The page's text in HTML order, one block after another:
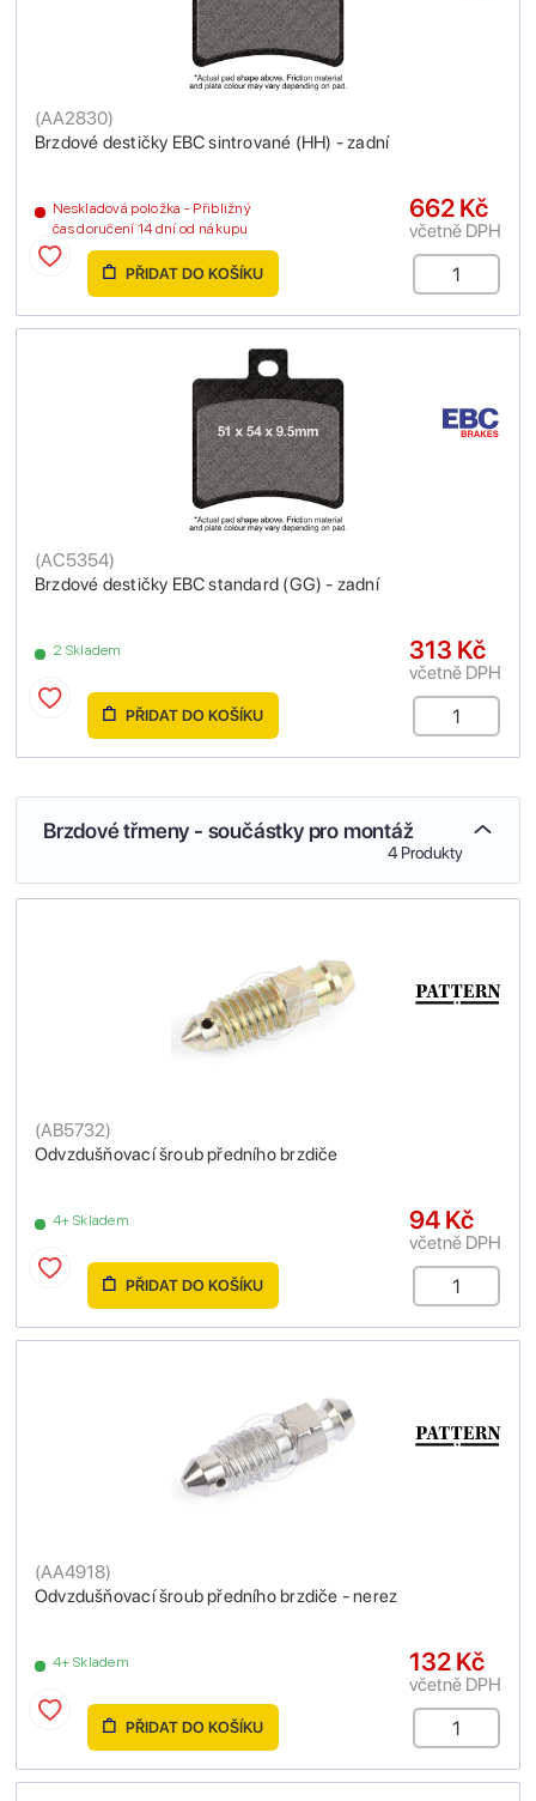
Brzdové destičky EBC sintrované (HH) - zadní
(AA2830)
Neskladová položka - Přibližný
čas doručení 14 dní od nákupu
662 Kč
včetně DPH
PŘIDAT DO KOŠÍKU
Brzdové destičky EBC standard (GG) - zadní
(AC5354)
2 Skladem 313 Kč
včetně DPH
PŘIDAT DO KOŠÍKU
Brzdové třmeny - součástky pro montáž
4 Produkty
Odvzdušňovací šroub předního brzdiče
(AB5732)
4+ Skladem 94 Kč
včetně DPH
PŘIDAT DO KOŠÍKU
Odvzdušňovací šroub předního brzdiče - nerez
(AA4918)
4+ Skladem 132 Kč
včetně DPH
PŘIDAT DO KOŠÍKU